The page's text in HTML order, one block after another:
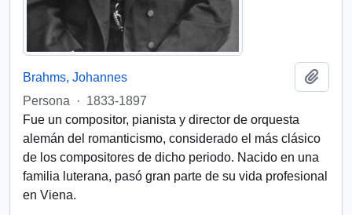
Brahms, Johannes
Persona
· 1833-1897
Fue un compositor, pianista y director de orquesta
alemán del romanticismo, considerado el más clásico
de los compositores de dicho periodo. Nacido en una
familia luterana, pasó gran parte de su vida profesional
en Viena.